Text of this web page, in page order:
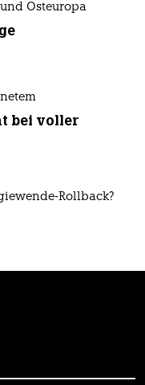
Osteuropa
bei voller
Rollback?